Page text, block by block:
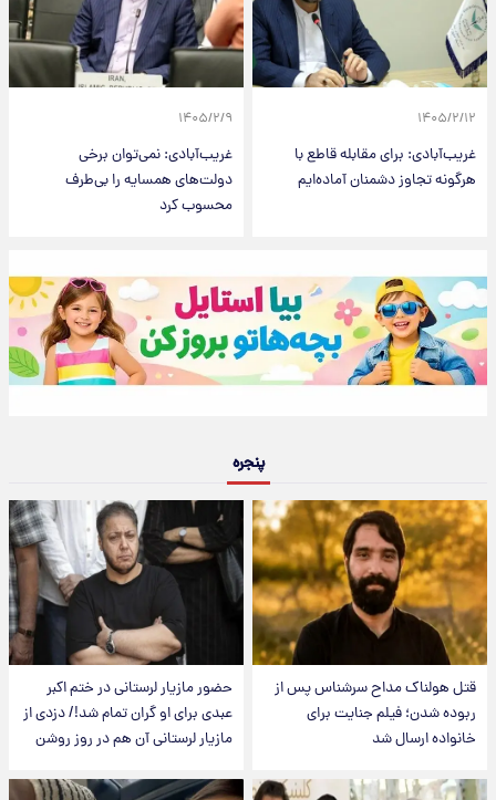
۱۴۰۵/۲/۱۲
غریب‌آبادی: برای مقابله قاطع با
هرگونه تجاوز دشمنان آماده‌ایم
۱۴۰۵/۲/۹
غریب‌آبادی: نمی‌توان برخی
دولت‌های همسایه را بی‌طرف
محسوب کرد
پنجره
قتل هولناک مداح سرشناس پس از
ربوده شدن؛ فیلم جنایت برای
خانواده ارسال شد
حضور مازیار لرستانی در ختم اکبر
عبدی برای او گران تمام شد!/ دزدی از
مازیار لرستانی آن هم در روز روشن